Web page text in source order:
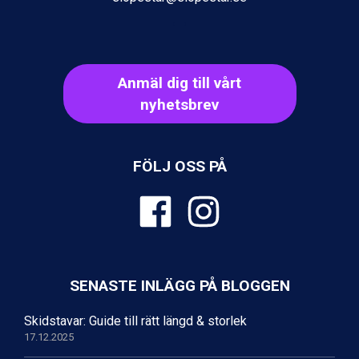
Zell am See från 6.295 kr.
Canazei från 7.195 kr.
Livigno från 5.595 kr.
Ponte di Legno från 7.395 kr.
Alleghe från 8.545 kr.
Bad Gastein från 6.295 kr.
La Thuile från 7.045 kr.
Cervinia från 8.245 kr.
Passo Tonale från 5.895 kr.
Bad Hofgastein från 8.595 kr.
Champoluc från 5.945 kr.
Sestriere från 6.945 kr.
Anmäl dig till vårt
nyhetsbrev
FÖLJ OSS PÅ
SENASTE INLÄGG PÅ BLOGGEN
Skidstavar: Guide till rätt längd & storlek
17.12.2025